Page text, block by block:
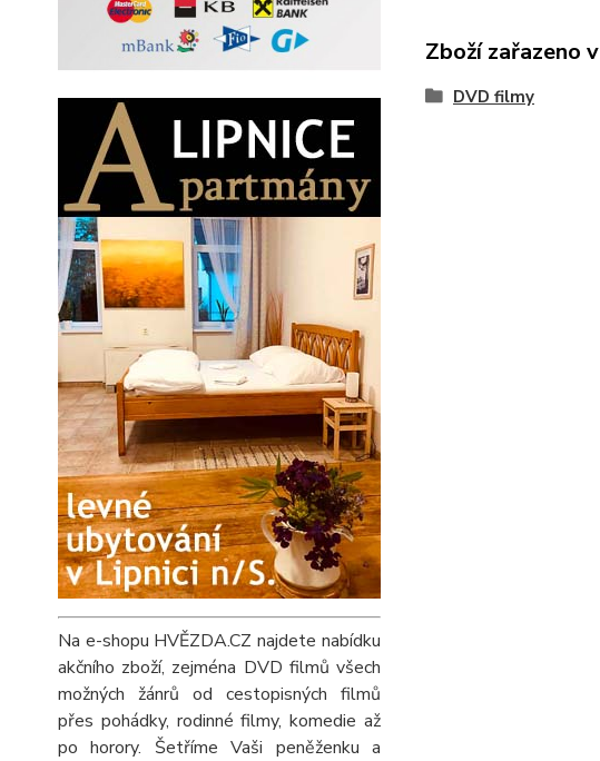
Na e-shopu HVĚZDA.CZ najdete nabídku
akčního zboží, zejména DVD filmů všech
možných žánrů od cestopisných filmů
přes pohádky, rodinné filmy, komedie až
po horory. Šetříme Vaši peněženku a
Zboží zařazeno
DVD filmy